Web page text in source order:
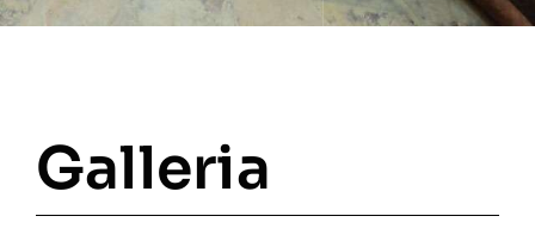
Galleria